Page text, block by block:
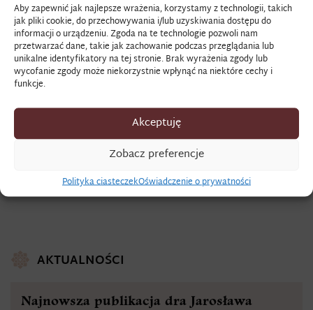
Aby zapewnić jak najlepsze wrażenia, korzystamy z technologii, takich
jak pliki cookie, do przechowywania i/lub uzyskiwania dostępu do
informacji o urządzeniu. Zgoda na te technologie pozwoli nam
przetwarzać dane, takie jak zachowanie podczas przeglądania lub
unikalne identyfikatory na tej stronie. Brak wyrażenia zgody lub
wycofanie zgody może niekorzystnie wpłynąć na niektóre cechy i
funkcje.
Akceptuję
Zobacz preferencje
Polityka ciasteczekOświadczenie o prywatności
AKTUALNOŚCI
Najnowsza publikacja dra Jarosława